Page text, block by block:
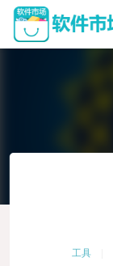
工具